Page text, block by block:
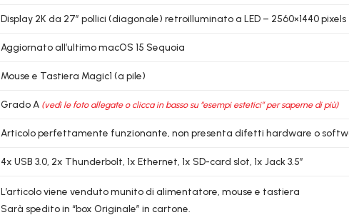
Display 2K da 27″ pollici (diagonale) retroilluminato a LED – 2560×1440 pixels
Aggiornato all’ultimo macOS 15 Sequoia
Mouse e Tastiera Magic1 (a pile)
Grado A (vedi le foto allegate o clicca in basso su “esempi estetici” per saperne di più)
Articolo perfettamente funzionante, non presenta difetti hardware o
4x USB 3.0, 2x Thunderbolt, 1x Ethernet, 1x SD-card slot, 1x Jack 3.5″
L’articolo viene venduto munito di alimentatore, mouse e tastiera
Sarà spedito in “box Originale” in cartone.